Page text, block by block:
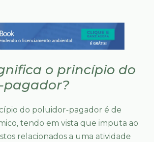
o princípio do
pagador?
do poluidor-pagador é de
tendo em vista que imputa ao
relacionados a uma atividade